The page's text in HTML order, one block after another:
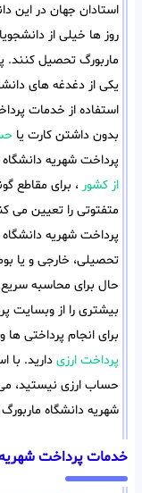
استادان جهان در این
روز ها خیلی از
ماربورگ تحصیل کنند.
یکی از دغدغه های
استفاده از خدمات
بدون داشتن کارت یا
پرداخت شهریه دانشگاه
از کشور ، برای مقاطع
متفتوتی را تعیین می
پرداخت شهریه
تحصیلی، خارجی و یا
حال برای محاسبه
بیشتری را از وبسایت
برای انجام پرداختی
پرداخت ارزی دارید. با
حساب ارزی نیستید،
شهریه دانشگاه
خدمات پرداخت شهریه